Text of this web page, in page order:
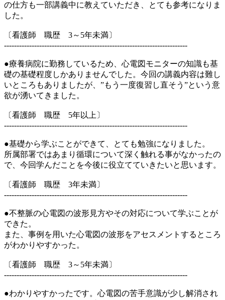
の仕方も一部講義中に教えていただき、とても参考になりま
した。
〔看護師 職歴 3～5年未満〕
-------------------------------------------------------------------------
●療養病院に勤務しているため、心電図モニターの知識も基
礎の基礎程度しかありませんでした。今回の講義内容は難し
いところもありましたが、”もう一度復習し直そう”という意
欲が湧いてきました。
〔看護師 職歴 5年以上〕
-------------------------------------------------------------------------
●基礎から学ぶことができて、とても勉強になりました。
所属部署ではあまり循環について深く触れる事がなかったの
で、今回学んだことを今後に役立てていきたいと思います。
〔看護師 職歴 3年未満〕
-------------------------------------------------------------------------
●不整脈の心電図の波形見方やその対応について学ぶことが
できた。
また、事例を用いた心電図の波形をアセスメントするところ
がわかりやすかった。
〔看護師 職歴 3～5年未満〕
-------------------------------------------------------------------------
●わかりやすかったです。心電図の苦手意識が少し解消され